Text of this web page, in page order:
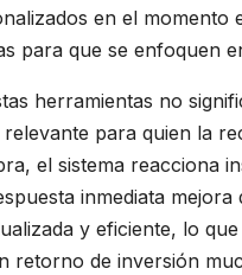
en el
para que se enfoquen
herramientas no
para quien la
el sistema reacciona
inmediata
y eficiente, lo
retorno de inversión